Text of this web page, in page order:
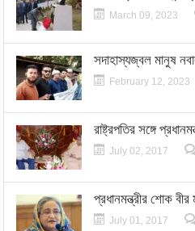
March 09, 2023
সদাহাস্যজ্বল মানুষ
February 12, 2023
রাষ্ট্রপতির সঙ্গে
July 02, 2017
প্রধানমন্ত্রীর শোক
July 01, 2017